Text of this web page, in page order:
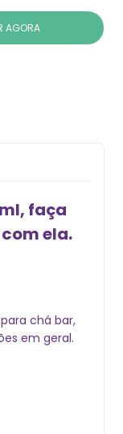
faça
ela.
chá bar,
em geral.